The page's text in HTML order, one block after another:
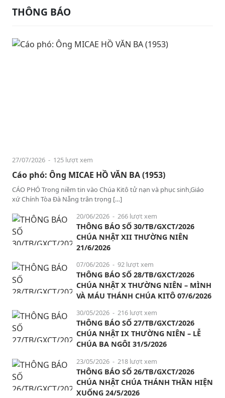
THÔNG BÁO
27/07/2026 - 125 lượt xem
Cáo phó: Ông MICAE HỒ VĂN BA (1953)
CÁO PHÓ Trong niềm tin vào Chúa Kitô tử nạn và phục sinh,Giáo
xứ Chính Tòa Đà Nẵng trân trọng […]
20/06/2026 - 266 lượt xem
THÔNG BÁO SỐ 30/TB/GXCT/2026
CHÚA NHẬT XII THƯỜNG NIÊN
21/6/2026
07/06/2026 - 92 lượt xem
THÔNG BÁO SỐ 28/TB/GXCT/2026
CHÚA NHẬT X THƯỜNG NIÊN – MÌNH
VÀ MÁU THÁNH CHÚA KITÔ 07/6/2026
30/05/2026 - 216 lượt xem
THÔNG BÁO SỐ 27/TB/GXCT/2026
CHÚA NHẬT IX THƯỜNG NIÊN – LỄ
CHÚA BA NGÔI 31/5/2026
23/05/2026 - 218 lượt xem
THÔNG BÁO SỐ 26/TB/GXCT/2026
CHÚA NHẬT CHÚA THÁNH THẦN HIỆN
XUỐNG 24/5/2026